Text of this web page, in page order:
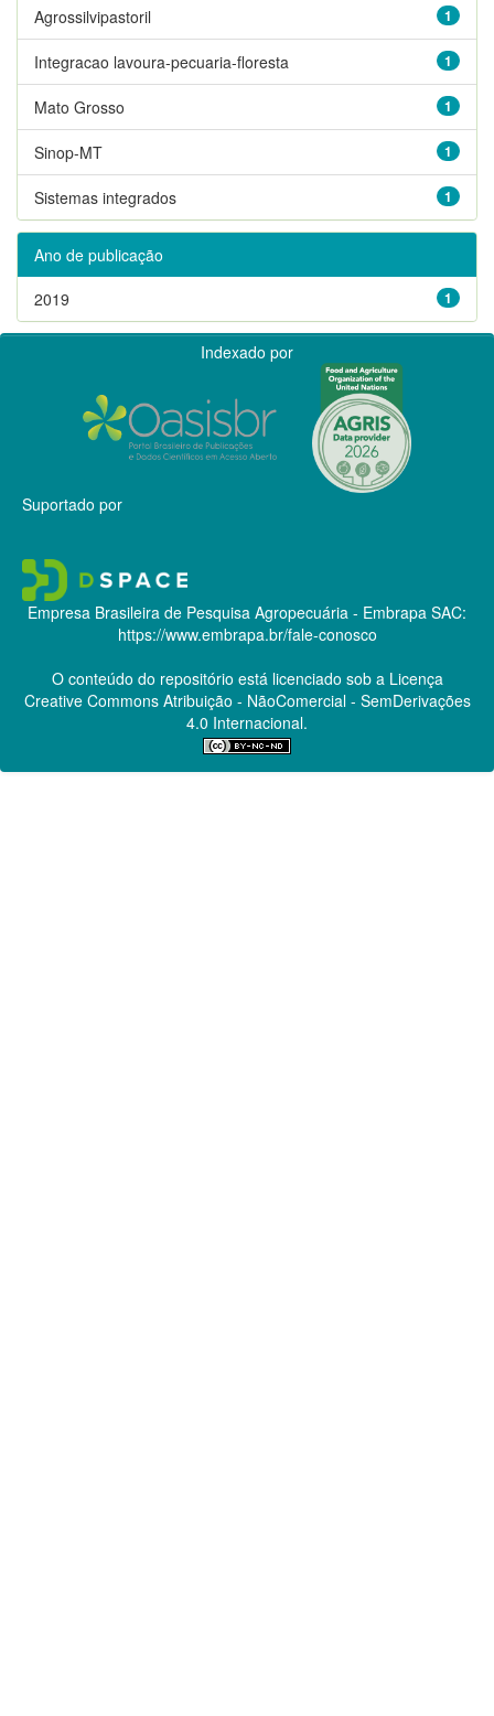
1
Agrossilvipastoril
1
Integracao lavoura-pecuaria-floresta
1
Mato Grosso
1
Sinop-MT
1
Sistemas integrados
Ano de publicação
1
2019
Indexado por
Suportado por
Empresa Brasileira de Pesquisa Agropecuária - Embrapa SAC:
https://www.embrapa.br/fale-conosco
O conteúdo do repositório está licenciado sob a Licença
Creative CommonsAtribuição - NãoComercial - SemDerivações
4.0 Internacional.